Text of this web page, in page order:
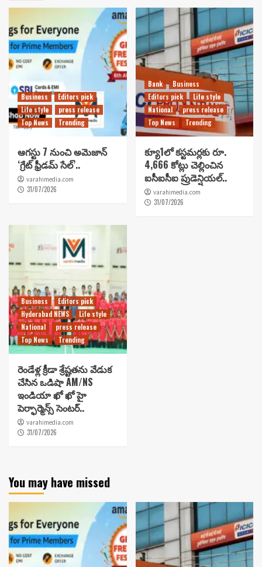
Business
Editors pick
Life style
press release
Top News
Trending
ఆగస్టు 7 నుంచి అమెజాన్
‘గ్రేట్ ఫ్రీడమ్ సేల్’..
varahimedia.com
31/07/2026
Bank
Business
Editors pick
Life style
National
press release
Top News
Trending
క్యూ1లో కస్టమర్లకు రూ.
4,666 కోట్లు చెల్లించిన
ఐసీఐసీఐ ప్రుడెన్షియల్..
varahimedia.com
31/07/2026
Business
Editors pick
Hyderabad NEWS
Life style
National
press release
Top News
Trending
రెండేళ్ల క్రీడా శ్రేష్టతను వేడుక
చేసిన ఒడిషా AM/NS
ఇండియా ఖో ఖో హై
పెర్ఫార్మెన్స్ సెంటర్..
varahimedia.com
31/07/2026
You may have missed